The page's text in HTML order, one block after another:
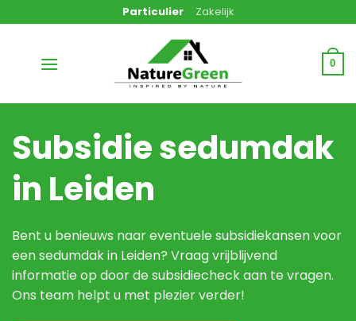
naar
Particulier Zakelijk
0
Subsidie sedumdak
in Leiden
Bent u benieuws naar eventuele subsidiekansen voor
een sedumdak in Leiden? Vraag vrijblijvend
informatie op door de subsidiecheck aan te vragen.
Ons team helpt u met plezier verder!